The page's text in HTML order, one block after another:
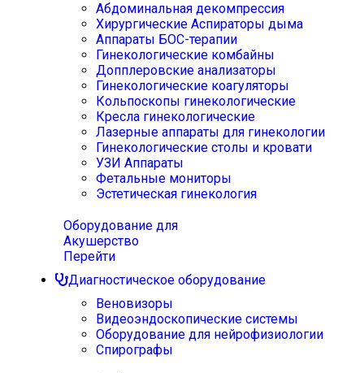
Абдоминальная декомпрессия
Хирургические Аспираторы дыма
Аппараты БОС-терапии
Гинекологические комбайны
Допплеровские анализаторы
Гинекологические коагуляторы
Кольпоскопы гинекологические
Кресла гинекологические
Лазерные аппараты для гинекологии
Гинекологические столы и кровати
УЗИ Аппараты
Фетальные мониторы
Эстетическая гинекология
Оборудование для
Акушерство
Перейти
Диагностическое оборудование
Веновизоры
Видеоэндоскопические системы
Оборудование для нейрофизиологии
Спирографы